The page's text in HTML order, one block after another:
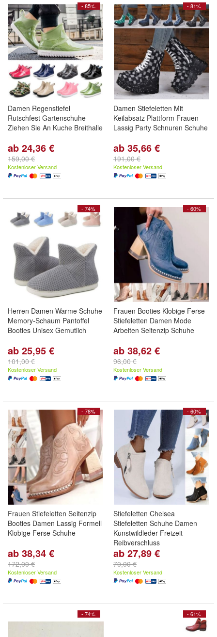
- 85%
Damen Regenstiefel
Rutschfest Gartenschuhe
Ziehen Sie An Kuche Breithalle
ab 24,36 €
159,00 €
Kostenloser Versand
- 81%
Damen Stiefeletten Mit
Keilabsatz Plattform Frauen
Lassig Party Schnuren Schuhe
ab 35,66 €
191,00 €
Kostenloser Versand
- 74%
Herren Damen Warme Schuhe
Memory-Schaum Pantoffel
Booties Unisex Gemutlich
ab 25,95 €
101,00 €
Kostenloser Versand
- 60%
Frauen Booties Klobige Ferse
Stiefeletten Damen Mode
Arbeiten Seitenzip Schuhe
ab 38,62 €
96,00 €
Kostenloser Versand
- 78%
Frauen Stiefeletten Seitenzip
Booties Damen Lassig Formell
Klobige Ferse Schuhe
ab 38,34 €
172,00 €
Kostenloser Versand
- 60%
Stiefeletten Chelsea
Stiefeletten Schuhe Damen
Kunstwildleder Freizeit
Reibverschluss
ab 27,89 €
70,00 €
Kostenloser Versand
- 74% - 61%